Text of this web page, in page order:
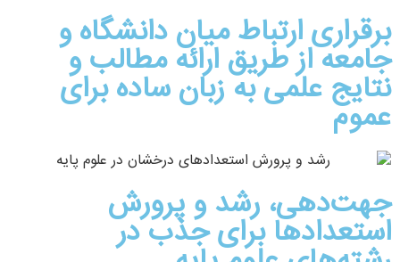
برقراری ارتباط میان دانشگاه و
جامعه از طریق ارائه مطالب و
نتایج علمی به زبان ساده برای
عموم
جهت‌دهی، رشد و پرورش
استعدادها برای جذب در